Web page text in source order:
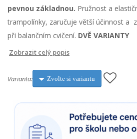
pevnou základnou. Pružnost a
trampolínky, zaručuje větší účinnost a
při balančním cvičení. DVĚ VARIANTY
Zobrazit celý popis
Varianta: Zvolte si variantu